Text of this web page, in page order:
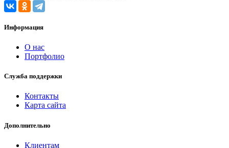
Информация
О нас
Портфолио
Служба поддержки
Контакты
Карта сайта
Дополнительно
Клиентам